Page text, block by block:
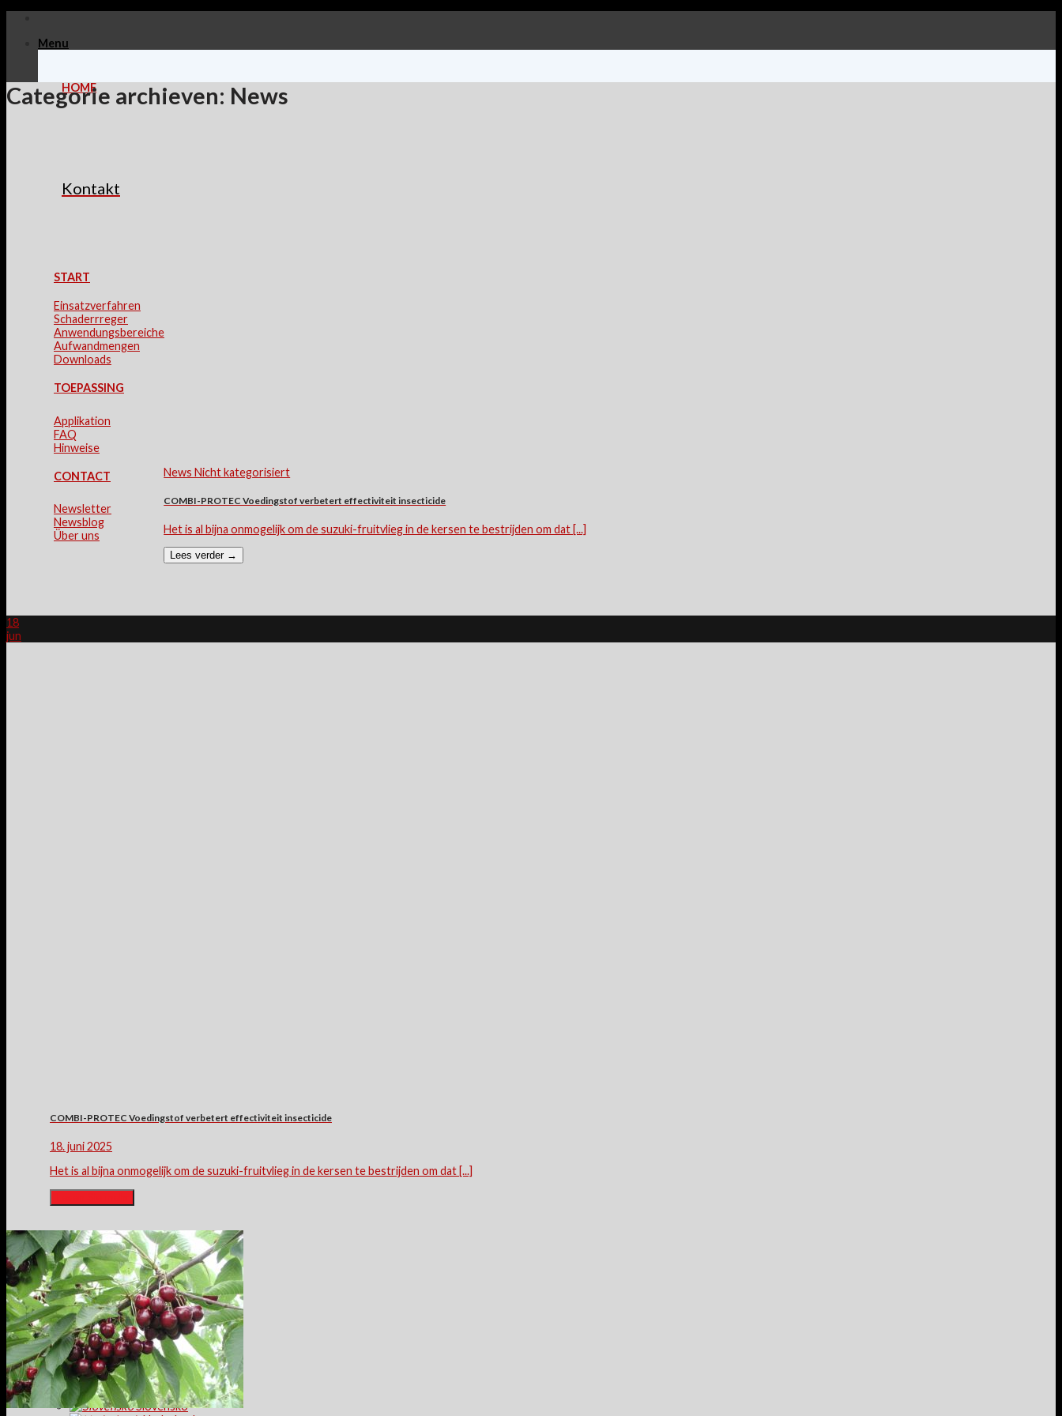
contentMenu
HOME
Kontakt
START
Einsatzverfahren
Schaderrreger
Anwendungsbereiche
Aufwandmengen
Downloads
TOEPASSING
Applikation
FAQ
Hinweise
CONTACT
Newsletter
Newsblog
Über uns
COMBI-PROTEC Voedingstof verbetert effectiviteit insecticide
18. juni 2025
Het is al bijna onmogelijk om de suzuki-fruitvlieg in de kersen te bestrijden om dat [...]
Nederlands
Deutschland
United States
England
Magyarország
Polska
Slovensko
Categorie archieven: News
News Nicht kategorisiert
COMBI-PROTEC Voedingstof verbetert effectiviteit insecticide
Het is al bijna onmogelijk om de suzuki-fruitvlieg in de kersen te bestrijden om dat [...]
Lees verder →
18
jun